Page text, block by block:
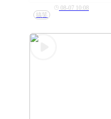
搞笑
08-07 10:08